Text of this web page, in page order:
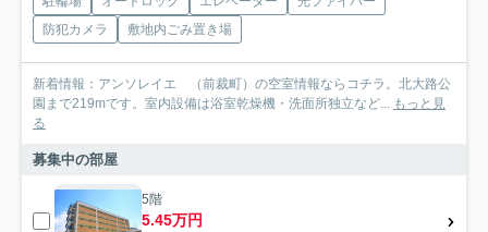
防犯カメラ
敷地内ごみ置き場
新着情報：アンソレイエ （前裁町）の空室情報ならコチラ。北大路公
園まで219mです。室内設備は浴室乾燥機・洗面所独立など...
もっと見
る
募集中の部屋
5階
5.45万円